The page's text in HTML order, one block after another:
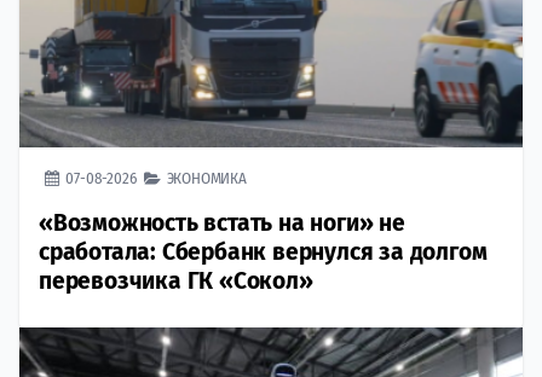
07-08-2026 ЭКОНОМИКА
«Возможность встать на ноги» не
сработала: Сбербанк вернулся за долгом
перевозчика ГК «Сокол»